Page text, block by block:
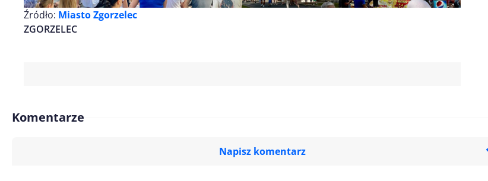
Źródło: Miasto Zgorzelec
ZGORZELEC
Komentarze
Napisz komentarz